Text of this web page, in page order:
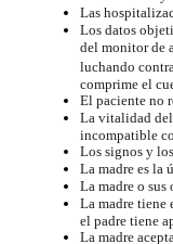
Las
Los datos
del monitor de
luchando
comprime el
El paciente no
La vitalidad del
incompatible
Los signos y
La madre es la
La madre o sus
La madre tiene
el padre tiene
La madre